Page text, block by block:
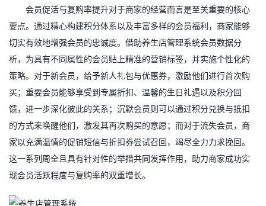
会员促活与复购率提升对于商家的经营而言是至关重要的核心
要点。通过精心构建积分体系以及丰富多样的会员福利，商家能够
切实有效地增强会员的忠诚度。借助养生店管理系统会员数据分
析，为具有不同属性的会员贴上精准的营销标签，并实施个性化的
策略。对于新会员，给予新人礼包与优惠券，激励他们进行首次购
买；重要会员能够享受到专属折扣、温馨的生日礼遇以及积分回
馈，进一步深化彼此的关系；沉默会员则可以通过积分兑换与抵扣
的方式来唤醒他们，激发其再次购买的意愿；而对于流失会员，商
家以充满温情的促销短信与折扣券尝试召回，竭尽全力力求挽回。
这一系列周全且具有针对性的举措共同发挥作用，助力商家成功实
现会员活跃程度与复购率的双重增长。